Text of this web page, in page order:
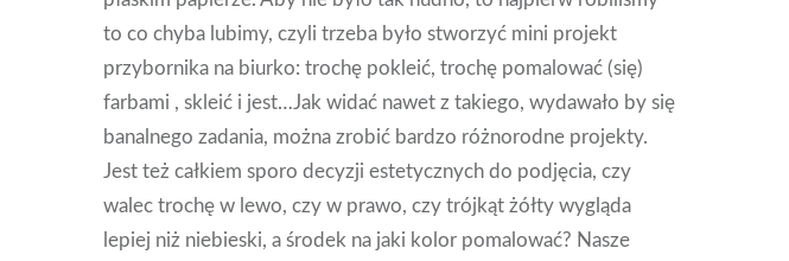
to co chyba lubimy, czyli trzeba było stworzyć mini projekt
przybornika na biurko: trochę pokleić, trochę pomalować (się)
farbami , skleić i jest…Jak widać nawet z takiego, wydawało by się
banalnego zadania, można zrobić bardzo różnorodne projekty.
Jest też całkiem sporo decyzji estetycznych do podjęcia, czy
walec trochę w lewo, czy w prawo, czy trójkąt żółty wygląda
lepiej niż niebieski, a środek na jaki kolor pomalować? Nasze